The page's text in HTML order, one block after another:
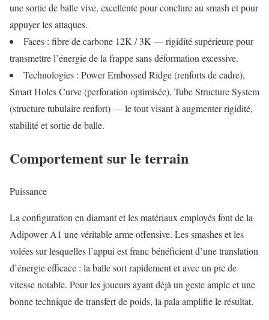
une sortie de balle vive, excellente pour conclure au smash et pour
appuyer les attaques.
Faces : fibre de carbone 12K / 3K — rigidité supérieure pour
transmettre l’énergie de la frappe sans déformation excessive.
Technologies : Power Embossed Ridge (renforts de cadre),
Smart Holes Curve (perforation optimisée), Tube Structure System
(structure tubulaire renfort) — le tout visant à augmenter rigidité,
stabilité et sortie de balle.
Comportement sur le terrain
Puissance
La configuration en diamant et les matériaux employés font de la
Adipower A1 une véritable arme offensive. Les smashes et les
volées sur lesquelles l’appui est franc bénéficient d’une translation
d’énergie efficace : la balle sort rapidement et avec un pic de
vitesse notable. Pour les joueurs ayant déjà un geste ample et une
bonne technique de transfert de poids, la pala amplifie le résultat.